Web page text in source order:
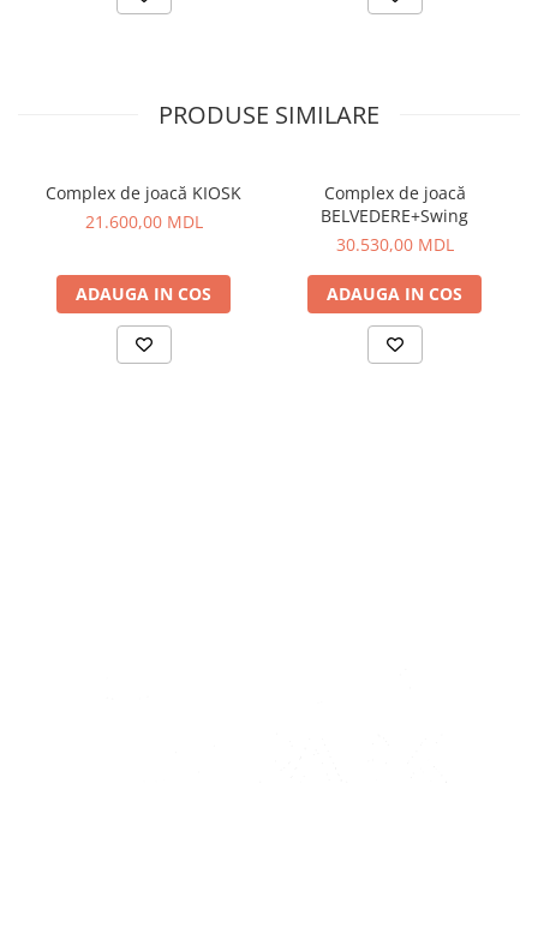
PRODUSE SIMILARE
Complex de joacă KIOSK
21.600,00 MDL
ADAUGA IN COS
Complex de joacă
BELVEDERE+Swing
30.530,00 MDL
ADAUGA IN COS